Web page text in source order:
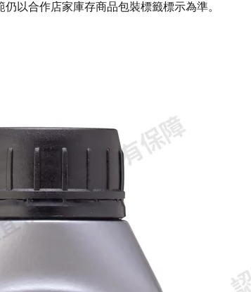
以合作店家庫存商品包裝標籤標示為準。